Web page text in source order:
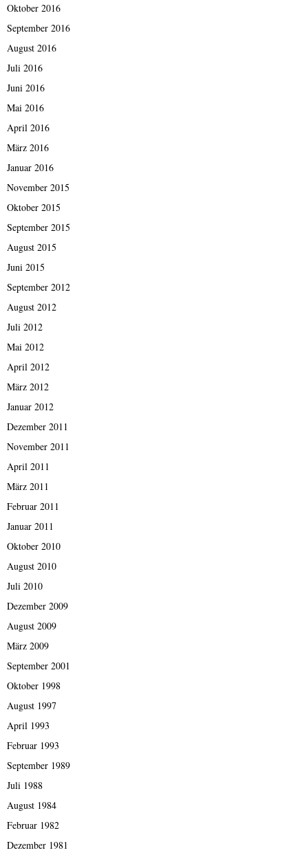
Oktober 2016
September 2016
August 2016
Juli 2016
Juni 2016
Mai 2016
April 2016
März 2016
Januar 2016
November 2015
Oktober 2015
September 2015
August 2015
Juni 2015
September 2012
August 2012
Juli 2012
Mai 2012
April 2012
März 2012
Januar 2012
Dezember 2011
November 2011
April 2011
März 2011
Februar 2011
Januar 2011
Oktober 2010
August 2010
Juli 2010
Dezember 2009
August 2009
März 2009
September 2001
Oktober 1998
August 1997
April 1993
Februar 1993
September 1989
Juli 1988
August 1984
Februar 1982
Dezember 1981